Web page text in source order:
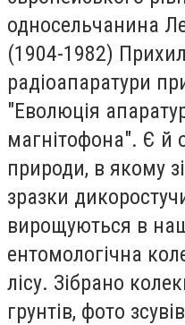
односельчанина
(1904-1982)
радіоапаратури
"Еволюція
магнітофона". Є й
природи, в якому
зразки
вирощуються в
ентомологічна
лісу. Зібрано
грунтів, фото